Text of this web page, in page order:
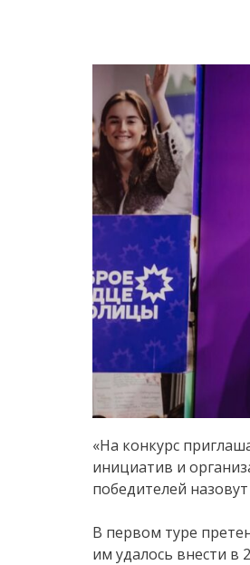
«На конкурс
инициатив и
победителей
В первом туре
им удалось внести в